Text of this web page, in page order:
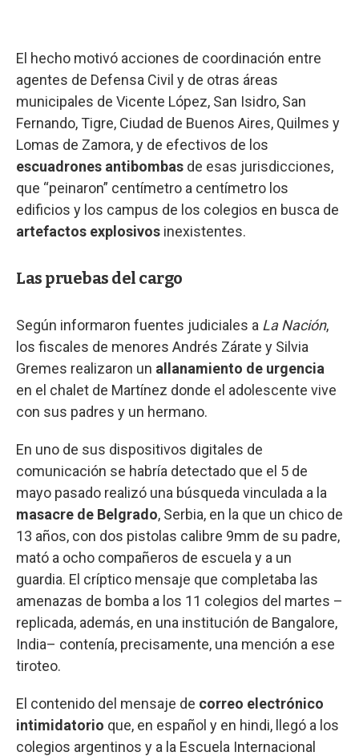
El hecho motivó acciones de coordinación entre
agentes de Defensa Civil y de otras áreas
municipales de Vicente López, San Isidro, San
Fernando, Tigre, Ciudad de Buenos Aires, Quilmes y
Lomas de Zamora, y de efectivos de los
escuadrones antibombas de esas jurisdicciones,
que “peinaron” centímetro a centímetro los
edificios y los campus de los colegios en busca de
artefactos explosivos inexistentes.
Las pruebas del cargo
Según informaron fuentes judiciales a La Nación,
los fiscales de menores Andrés Zárate y Silvia
Gremes realizaron un allanamiento de urgencia
en el chalet de Martínez donde el adolescente vive
con sus padres y un hermano.
En uno de sus dispositivos digitales de
comunicación se habría detectado que el 5 de
mayo pasado realizó una búsqueda vinculada a la
masacre de Belgrado, Serbia, en la que un chico de
13 años, con dos pistolas calibre 9mm de su padre,
mató a ocho compañeros de escuela y a un
guardia. El críptico mensaje que completaba las
amenazas de bomba a los 11 colegios del martes –
replicada, además, en una institución de Bangalore,
India– contenía, precisamente, una mención a ese
tiroteo.
El contenido del mensaje de correo electrónico
intimidatorio que, en español y en hindi, llegó a los
colegios argentinos y a la Escuela Internacional